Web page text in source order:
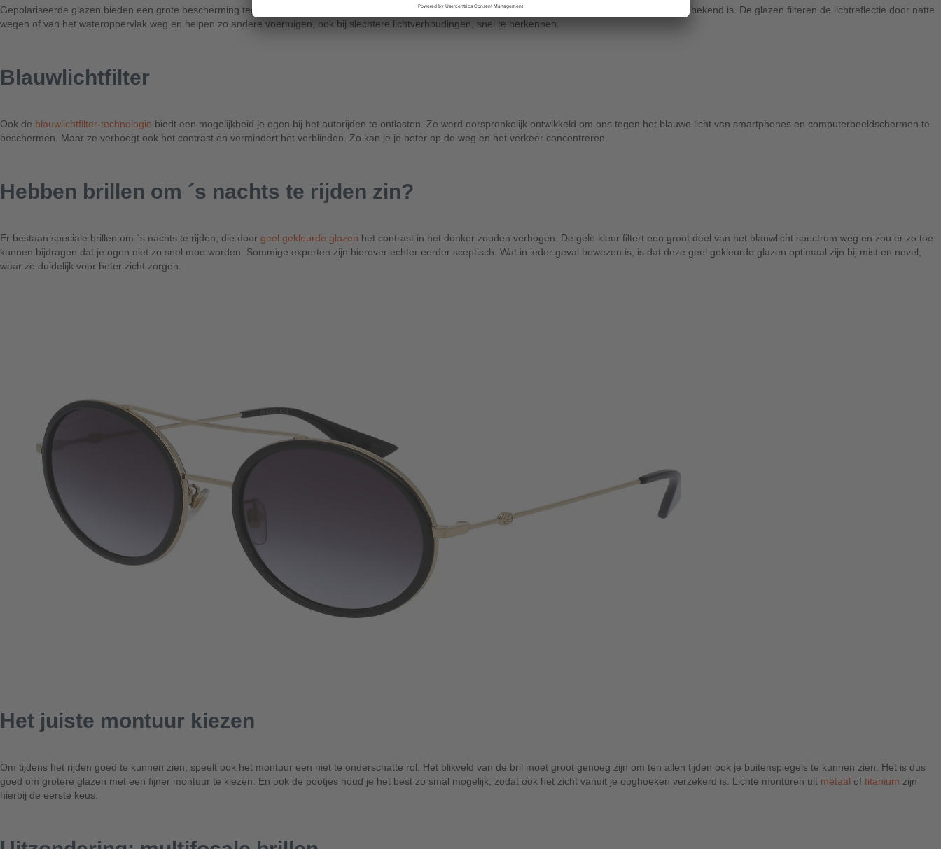
Gepolariseerde glazen bieden een grote bescherming tegen verblinden, een effect wat vooral bij watersporters met hun
al lang bekend is. De glazen filteren de lichtreflectie door natte
wegen of van het wateroppervlak weg en helpen zo andere voertuigen, ook bij slechtere lichtverhoudingen, snel te herkennen.
Blauwlichtfilter
Ook de blauwlichtfilter-technologie biedt een mogelijkheid je ogen bij het autorijden te ontlasten. Ze werd oorspronkelijk ontwikkeld om ons tegen het blauwe licht van smartphones en computerbeeldschermen te
beschermen. Maar ze verhoogt ook het contrast en vermindert het verblinden. Zo kan je je beter op de weg en het verkeer concentreren.
Hebben brillen om ´s nachts te rijden zin?
Er bestaan speciale brillen om `s nachts te rijden, die door geel gekleurde glazen het contrast in het donker zouden verhogen. De gele kleur filtert een groot deel van het blauwlicht spectrum weg en zou er zo toe
kunnen bijdragen dat je ogen niet zo snel moe worden. Sommige experten zijn hierover echter eerder sceptisch. Wat in ieder geval bewezen is, is dat deze geel gekleurde glazen optimaal zijn bij mist en nevel,
waar ze duidelijk voor beter zicht zorgen.
Het juiste montuur kiezen
Om tijdens het rijden goed te kunnen zien, speelt ook het montuur een niet te onderschatte rol. Het blikveld van de bril moet groot genoeg zijn om ten allen tijden ook je buitenspiegels te kunnen zien. Het is dus
goed om grotere glazen met een fijner montuur te kiezen. En ook de pootjes houd je het best zo smal mogelijk, zodat ook het zicht vanuit je ooghoeken verzekerd is. Lichte monturen uit metaal of titanium zijn
hierbij de eerste keus.